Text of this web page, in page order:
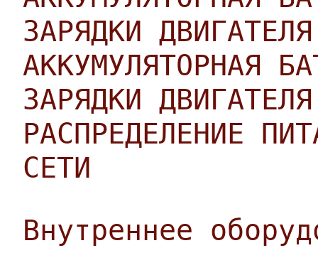
ЗАРЯДКИ
АККУМУЛЯТОРНАЯ
ЗАРЯДКИ
РАСПРЕДЕЛЕНИЕ
СЕТИ
Внутреннее